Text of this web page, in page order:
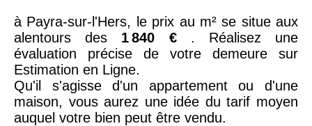
à Payra-sur-l'Hers, le prix au m² se situe aux
alentours des 1 840 € . Réalisez une
évaluation précise de votre demeure sur
Estimation en Ligne.
Qu'il s'agisse d'un appartement ou d'une
maison, vous aurez une idée du tarif moyen
auquel votre bien peut être vendu.